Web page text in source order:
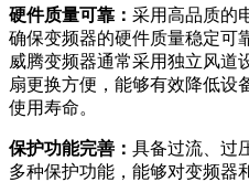
硬件质量可靠： 采用高品质的
确保变频器的硬件质量稳定可
威腾变频器通常采用独立风道
扇更换方便，能够有效降低设
使用寿命。
保护功能完善： 具备过流、过
多种保护功能，能够对变频器